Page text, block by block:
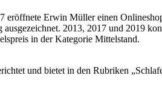
eröffnete Erwin Müller einen
2013, 2017 und 2019
in der Kategorie Mittelstand.
und bietet in den Rubriken